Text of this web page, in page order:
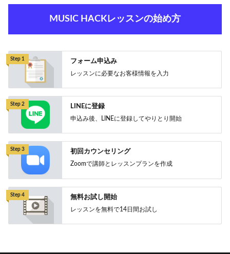
MUSIC HACKレッスンの始め方
Step 1 フォーム申込み
レッスンに必要なお客様情報を入力
Step 2 LINEに登録
申込み後、LINEに登録してやりとり開始
Step 3 初回カウンセリング
Zoomで講師とレッスンプランを作成
Step 4 無料お試し開始
レッスンを無料で14日間お試し